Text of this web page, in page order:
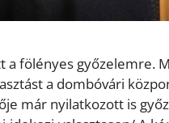
a fölényes győzelemre.
a dombóvári
már nyilatkozott is